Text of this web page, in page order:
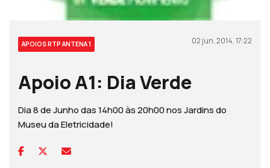
APOIOS RTP ANTENA 1 02 jun, 2014, 17:22
Apoio A1: Dia Verde
Dia 8 de Junho das 14h00 às 20h00 nos Jardins do
Museu da Eletricidade!